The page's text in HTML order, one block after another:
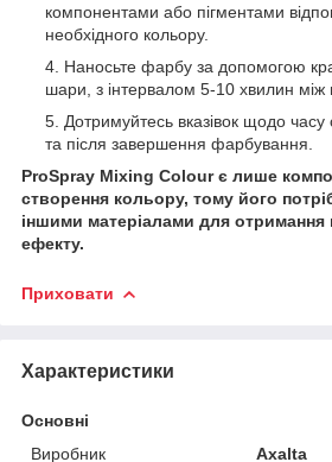
компонентами або пігментами
необхідного кольору.
Наносьте фарбу за допомогою
шари, з інтервалом 5-10 хвилин між
Дотримуйтесь вказівок щодо
та після завершення фарбування.
ProSpray Mixing Colour є лише
створення кольору, тому його
іншими матеріалами для отримання
ефекту.
Приховати
Характеристики
Основні
Виробник
Axalta